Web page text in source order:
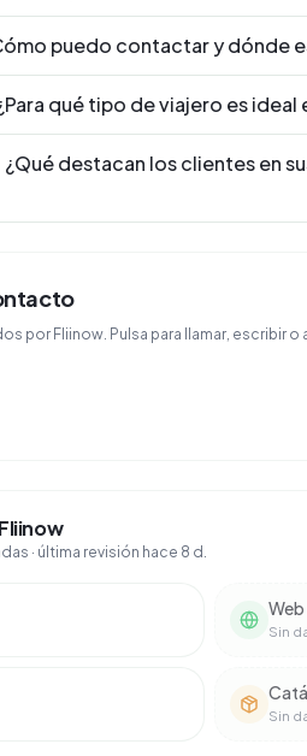
puedo contactar y dónde
qué tipo de viajero es ideal
¿Qué destacan los clientes en
por Fliinow. Pulsa para llamar, escribir o
· última revisión hace 8 d.
Sin
Sin